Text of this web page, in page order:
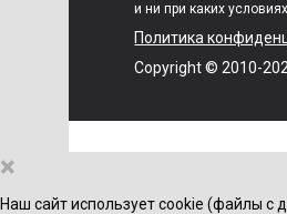
и ни при каких
Политика
Copyright © 2010-
×
Наш сайт использует cookie (файлы с